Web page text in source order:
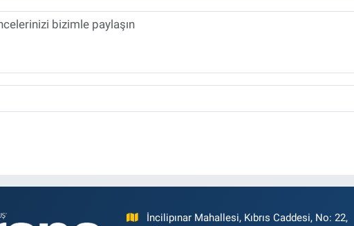
İncilipınar Mahallesi, Kıbrıs Caddesi, No: 22,